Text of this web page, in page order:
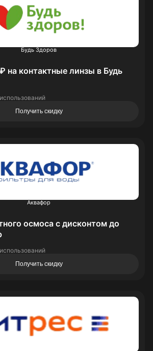
Будь Здоров
на контактные линзы в Будь
Получить скидку
Аквафор
осмоса с дисконтом до
Получить скидку